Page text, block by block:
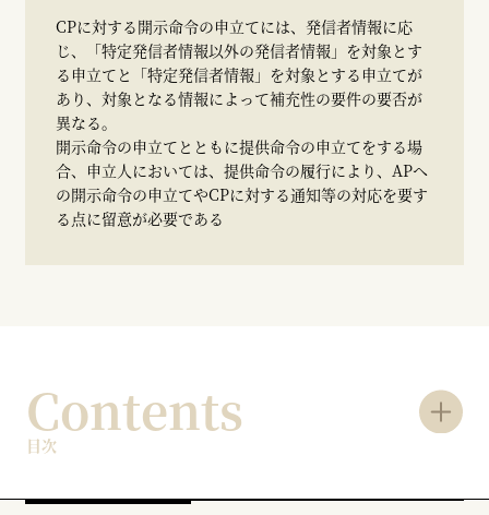
CPに対する開示命令の申立てには、発信者情報に応
じ、「特定発信者情報以外の発信者情報」を対象とす
る申立てと「特定発信者情報」を対象とする申立てが
あり、対象となる情報によって補充性の要件の要否が
異なる。
開示命令の申立てとともに提供命令の申立てをする場
合、申立人においては、提供命令の履行により、APへ
の開示命令の申立てやCPに対する通知等の対応を要す
る点に留意が必要である
Contents
目次